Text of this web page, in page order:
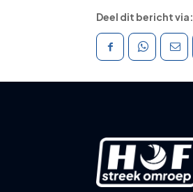
Deel dit bericht via: